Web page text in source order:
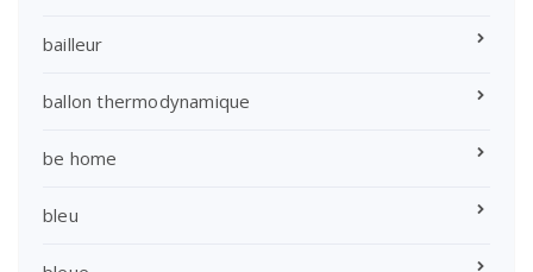
bailleur
ballon thermodynamique
be home
bleu